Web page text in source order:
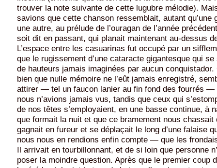
trouver la note suivante de cette lugubre mélodie).
savions que cette chanson ressemblait, autant qu’une
une autre, au prélude de l’ouragan de l’année
soit dit en passant, qui planait maintenant au-dessus
L’espace entre les casuarinas fut occupé par un
que le rugissement d’une cataracte gigantesque qui
de hauteurs jamais imaginées par aucun
bien que nulle mémoire ne l’eût jamais enregistré,
attirer — tel un faucon lanier au fin fond des fourrés —
nous n’avions jamais vus, tandis que ceux qui
de nos têtes s’employaient, en une basse continue, à
que formait la nuit et que ce bramement nous chassait
gagnait en fureur et se déplaçait le long d’une falaise
nous nous en rendions enfin compte — que les
Il arrivait en tourbillonnant, et de si loin que personne
poser la moindre question. Après que le premier coup